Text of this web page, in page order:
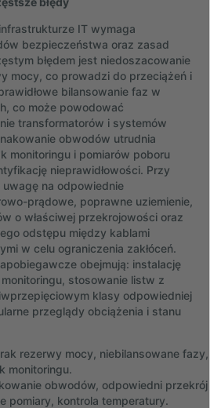
IT wymaga
bezpieczeństwa oraz zasad
błędem jest niedoszacowanie
mocy, co prowadzi do przeciążeń i
bilansowanie faz w
co może powodować
transformatorów i systemów
obwodów utrudnia
monitoringu i pomiarów poboru
nieprawidłowości. Przy
na odpowiednie
prądowe, poprawne uziemienie,
o właściwej przekrojowości oraz
odstępu między kablami
w celu ograniczenia zakłóceń.
obejmują: instalację
stosowanie listw z
klasy odpowiedniej
przeglądy obciążenia i stanu
rezerwy mocy, niebilansowane fazy,
monitoringu.
obwodów, odpowiedni przekrój
pomiary, kontrola temperatury.